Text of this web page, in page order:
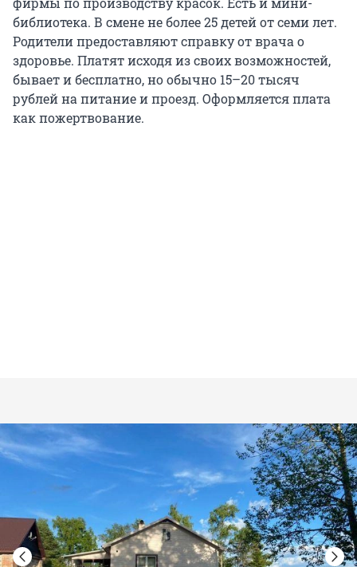
библиотека. В смене не более 25 детей от семи лет.
Родители предоставляют справку от врача о
здоровье. Платят исходя из своих возможностей,
бывает и бесплатно, но обычно 15–20 тысяч
рублей на питание и проезд. Оформляется плата
как пожертвование.